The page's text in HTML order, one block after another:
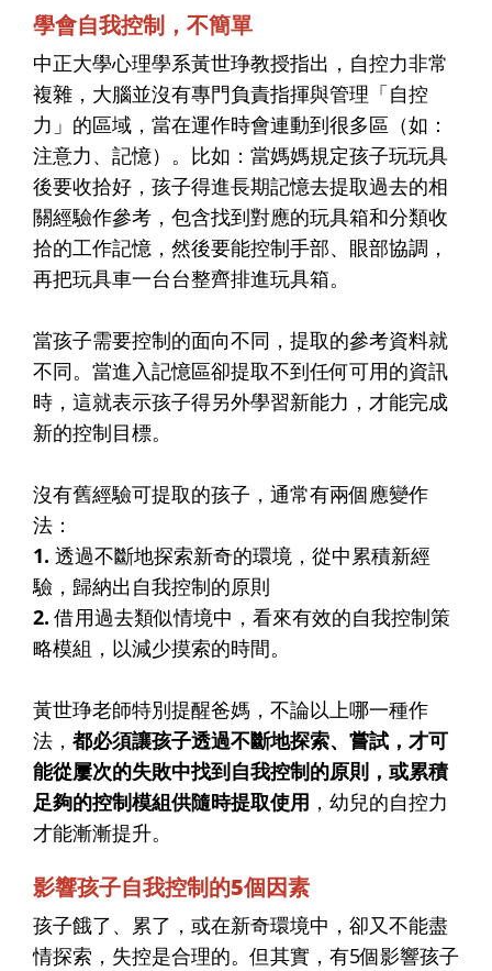
學會自我控制，不簡單
中正大學心理學系黃世琤教授指出，自控力非常
複雜，大腦並沒有專門負責指揮與管理「自控
力」的區域，當在運作時會連動到很多區（如：
注意力、記憶）。比如：當媽媽規定孩子玩玩具
後要收拾好，孩子得進長期記憶去提取過去的相
關經驗作參考，包含找到對應的玩具箱和分類收
拾的工作記憶，然後要能控制手部、眼部協調，
再把玩具車一台台整齊排進玩具箱。
當孩子需要控制的面向不同，提取的參考資料就
不同。當進入記憶區卻提取不到任何可用的資訊
時，這就表示孩子得另外學習新能力，才能完成
新的控制目標。
沒有舊經驗可提取的孩子，通常有兩個應變作
法：
1. 透過不斷地探索新奇的環境，從中累積新經
驗，歸納出自我控制的原則
2.借用過去類似情境中，看來有效的自我控制策
略模組，以減少摸索的時間。
黃世琤老師特別提醒爸媽，不論以上哪一種作
法， 都必須讓孩子透過不斷地探索、嘗試，才可
能從屢次的失敗中找到自我控制的原則，或累積
足夠的控制模組供隨時提取使用 ，幼兒的自控力
才能漸漸提升。
影響孩子自我控制的5個因素
孩子餓了、累了，或在新奇環境中，卻又不能盡
情探索，失控是合理的。但其實，有5個影響孩子